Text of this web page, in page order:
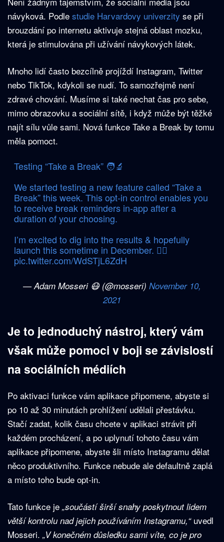
návyková. Podle studie Harvardovy univerzity se při
brouzdání po internetu aktivuje stejná oblast mozku,
která je stimulována při užívání návykových látek.
Mnoho lidí často bezcílně projíždí Instagram, Twitter
nebo TikTok, kdykoli se nudí. To samozřejmě není
zdravé chování. Musíme si také nechat čas pro sebe,
mimo obrazovku a sociální sítě, i když může být těžké
najít sílu vůle sami. Nová funkce Take a Break by tomu
měla pomoct.
Testing “Take a Break” 🧑‍🔬
We started testing a new feature called “Take a
Break” this week. This opt-in control enables you
to receive break reminders in-app after a
duration of your choosing.
I’m excited to dig into the results & hopefully
launch this sometime in December. ✌🏼
pic.twitter.com/WdSTjL6ZdH
— Adam Mosseri 😷 (@mosseri) November 10,
2021
Je to jednoduchý nástroj, který vám
však může pomoci v boji se závislostí
na sociálních médiích
Po aktivaci funkce vám aplikace připomene, abyste si
po 10 až 30 minutách prohlížení udělali přestávku.
Stačí zadat, kolik času chcete v aplikaci strávit při
každém procházení, a po uplynutí tohoto času vám
aplikace připomene, abyste šli místo Instagramu dělat
něco produktivního. Funkce nebude ale defaultně zaplá
a místo toho bude opt-in.
Tato funkce je „součástí širší snahy poskytnout lidem
větší kontrolu nad jejich používáním Instagramu,“uvedl
Mosseri. „V konečném důsledku sami víte, co je pro